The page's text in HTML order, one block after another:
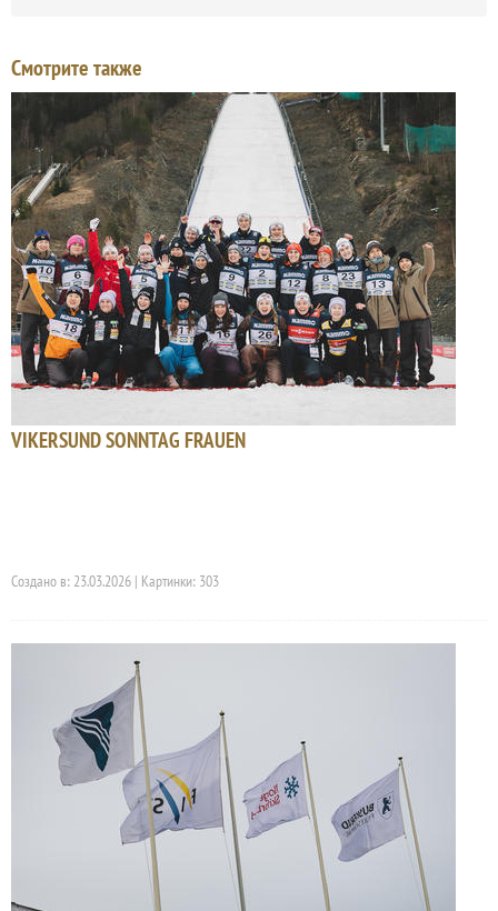
Смотрите также
VIKERSUND SONNTAG FRAUEN
Создано в: 23.03.2026 | Картинки: 303